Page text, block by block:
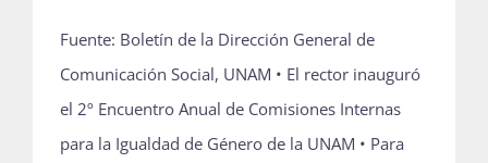
Fuente: Boletín de la Dirección General de
Comunicación Social, UNAM • El rector inauguró
el 2º Encuentro Anual de Comisiones Internas
para la Igualdad de Género de la UNAM • Para